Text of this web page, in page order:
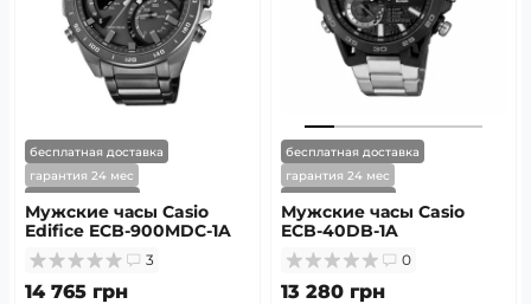
бесплатная доставка
гарантия 24 мес
Мужские часы Casio
Edifice ECB-900MDC-1A
3
14 765 грн
бесплатная доставка
гарантия 24 мес
Мужские часы Casio
ECB-40DB-1A
0
13 280 грн